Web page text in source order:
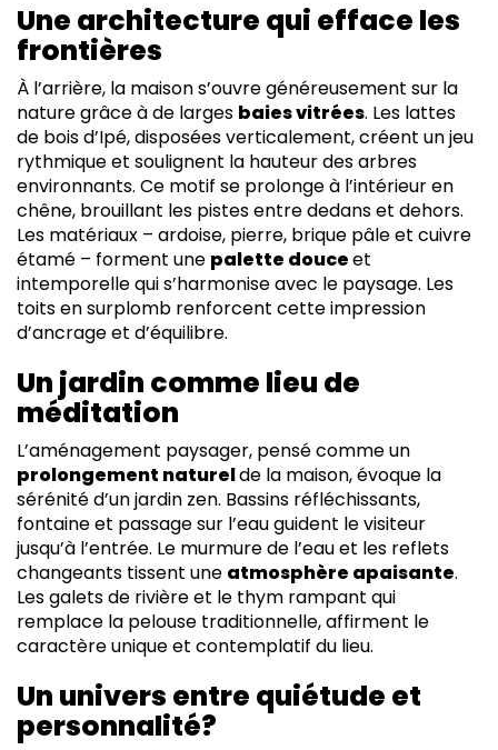
Une architecture qui efface les
frontières
À l’arrière, la maison s’ouvre généreusement sur la
nature grâce à de larges baies vitrées. Les lattes
de bois d’Ipé, disposées verticalement, créent un jeu
rythmique et soulignent la hauteur des arbres
environnants. Ce motif se prolonge à l’intérieur en
chêne, brouillant les pistes entre dedans et dehors.
Les matériaux – ardoise, pierre, brique pâle et cuivre
étamé – forment une palette douceet
intemporelle qui s’harmonise avec le paysage. Les
toits en surplomb renforcent cette impression
d’ancrage et d’équilibre.
Un jardin comme lieu de
méditation
L’aménagement paysager, pensé comme un
prolongement naturelde la maison, évoque la
sérénité d’un jardin zen. Bassins réfléchissants,
fontaine et passage sur l’eau guident le visiteur
jusqu’à l’entrée. Le murmure de l’eau et les reflets
changeants tissent une atmosphère apaisante.
Les galets de rivière et le thym rampant qui
remplace la pelouse traditionnelle, affirment le
caractère unique et contemplatif du lieu.
Un univers entre quiétude et
personnalité?